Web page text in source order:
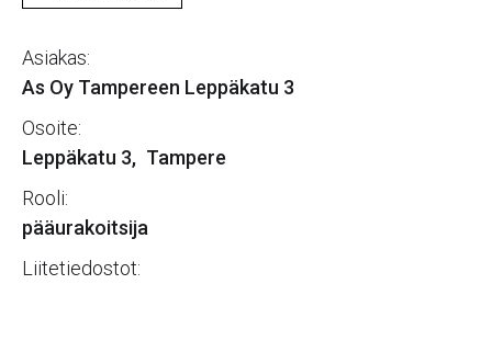
Asiakas:
As Oy Tampereen Leppäkatu 3
Osoite:
Leppäkatu 3, Tampere
Rooli:
pääurakoitsija
Liitetiedostot: